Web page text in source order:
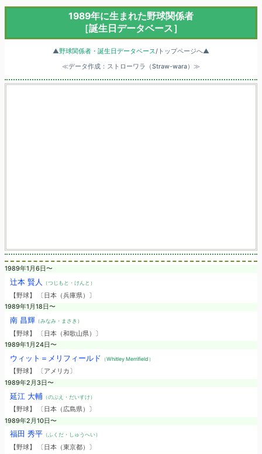
1989年に生まれた野球関係者
［誕生日データベース］
▲野球関係者・誕生日データベース/トップページへ▲
≪データ作成：ストローワラ（Straw-wara）≫
1989年1月6日〜
辻本 賢人 （つじもと・けんと）
【野球】 〔日本（兵庫県）〕
1989年1月18日〜
南 昌輝（みなみ・まさき）
【野球】 〔日本（和歌山県）〕
1989年1月24日〜
ウィット＝メリフィールド （Whitley Merrifield）
【野球】 〔アメリカ〕
1989年2月3日〜
延江 大輔 （のぶえ・だいすけ）
【野球】 〔日本（広島県）〕
1989年2月10日〜
福田 秀平（ふくだ・しゅうへい）
【野球】 〔日本（東京都）〕